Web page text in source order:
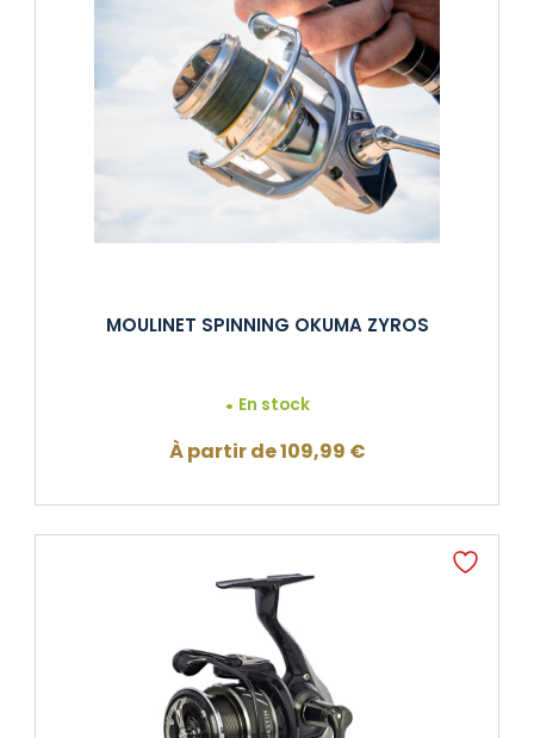
MOULINET SPINNING OKUMA ZYROS
En stock
À partir de109,99 €